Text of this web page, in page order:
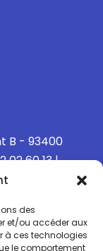
des
et/ou accéder aux
à ces technologies
le comportement
B - 93400
02 60 13 |
40